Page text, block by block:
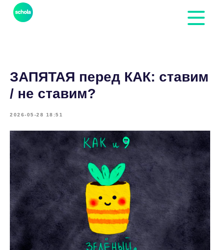
ЗАПЯТАЯ перед КАК: ставим
/ не ставим?
2026-05-28 18:51